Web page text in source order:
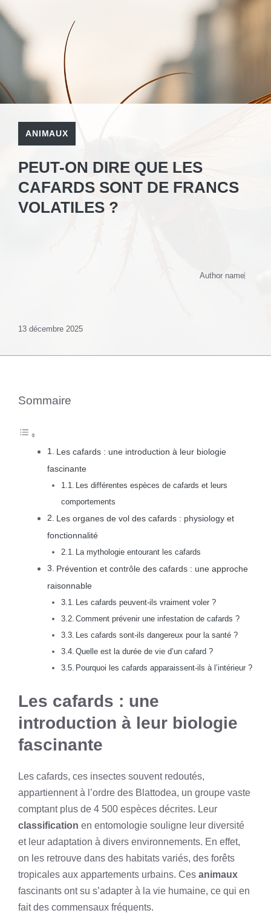
ANIMAUX
PEUT-ON DIRE QUE LES
CAFARDS SONT DE FRANCS
VOLATILES ?
Author name
13 décembre 2025
Sommaire
Les cafards : une introduction à leur biologie
fascinante
Les différentes espèces de cafards et leurs
comportements
Les organes de vol des cafards : physiology et
fonctionnalité
La mythologie entourant les cafards
Prévention et contrôle des cafards : une approche
raisonnable
Les cafards peuvent-ils vraiment voler ?
Comment prévenir une infestation de cafards ?
Les cafards sont-ils dangereux pour la santé ?
Quelle est la durée de vie d’un cafard ?
Pourquoi les cafards apparaissent-ils à l’intérieur ?
Les cafards : une
introduction à leur biologie
fascinante
Les cafards, ces insectes souvent redoutés,
appartiennent à l’ordre des Blattodea, un groupe vaste
comptant plus de 4 500 espèces décrites. Leur
classification en entomologie souligne leur diversité
et leur adaptation à divers environnements. En effet,
on les retrouve dans des habitats variés, des forêts
tropicales aux appartements urbains. Ces animaux
fascinants ont su s’adapter à la vie humaine, ce qui en
fait des commensaux fréquents.